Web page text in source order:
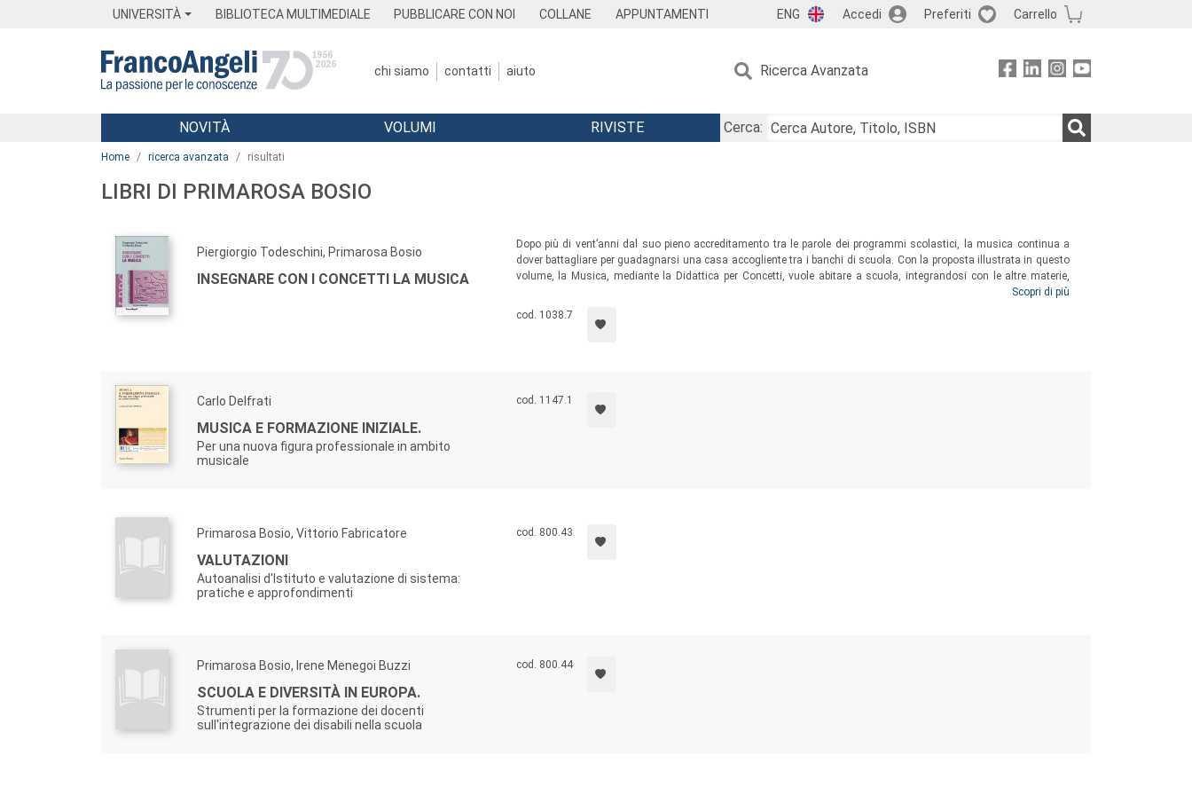
UNIVERSITÀ BIBLIOTECA MULTIMEDIALE PUBBLICARE CON NOI COLLANE APPUNTAMENTI ENG Accedi Preferiti Carrello
chi siamo contatti aiuto Ricerca Avanzata
Menu
NOVITÀ VOLUMI RIVISTE
Cerca:
Home ricerca avanzata risultati
LIBRI DI PRIMAROSA BOSIO
Piergiorgio Todeschini, Primarosa Bosio
INSEGNARE CON I CONCETTI LA MUSICA
Dopo più di vent’anni dal suo pieno accreditamento tra le parole dei programmi scolastici, la musica continua a
dover battagliare per guadagnarsi una casa accogliente tra i banchi di scuola. Con la proposta illustrata in questo
volume, la Musica, mediante la Didattica per Concetti, vuole abitare a scuola, integrandosi con le altre materie,
accreditandosi come un sapere ricco, che sa fare i conti con le emozioni, i sentimenti, gli affetti. Dopo
un’Introduzione che presenta lo stato dell’arte della ricerca didattica sulla Musica, la disciplina viene
“programmata” su tutti gli anni della scuola primaria.
Scopri di più
cod. 1038.7
Carlo Delfrati
MUSICA E FORMAZIONE INIZIALE.
Per una nuova figura professionale in ambito
musicale
cod. 1147.1
Primarosa Bosio, Vittorio Fabricatore
VALUTAZIONI
Autoanalisi d'Istituto e valutazione di sistema:
pratiche e approfondimenti
cod. 800.43
Primarosa Bosio, Irene Menegoi Buzzi
SCUOLA E DIVERSITÀ IN EUROPA.
Strumenti per la formazione dei docenti
sull'integrazione dei disabili nella scuola
cod. 800.44